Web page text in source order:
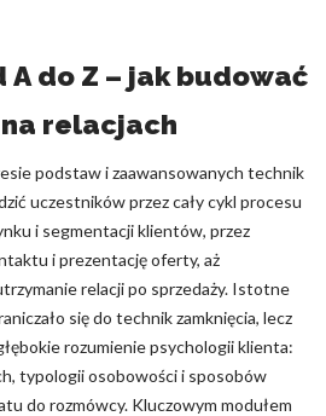
A do Z – jak budować
relacjach
podstaw i zaawansowanych technik
uczestników przez cały cykl procesu
i segmentacji klientów, przez
i prezentację oferty, aż
relacji po sprzedaży. Istotne
się do technik zamknięcia, lecz
rozumienie psychologii klienta:
typologii osobowości i sposobów
do rozmówcy. Kluczowym modułem